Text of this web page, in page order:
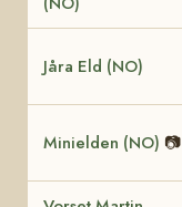
Jåra Eld (NO)
Minielden (NO) 📷